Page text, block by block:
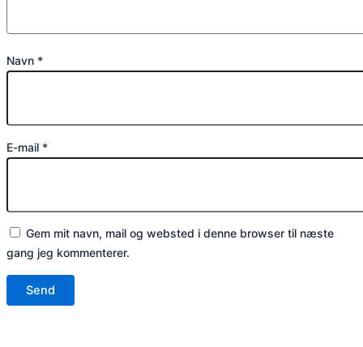
Navn *
E-mail *
Gem mit navn, mail og websted i denne browser til næste
gang jeg kommenterer.